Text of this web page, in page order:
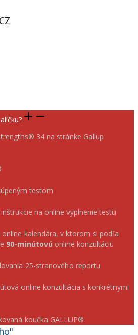
34 na stránke Gallup
testom
na online vyplnenie testu
kalendára, v ktorom si podľa
90-minútovú online konzultáciu
25-stranového reportu
online konzultácia s konkrétnymi
koučka GALLUP®